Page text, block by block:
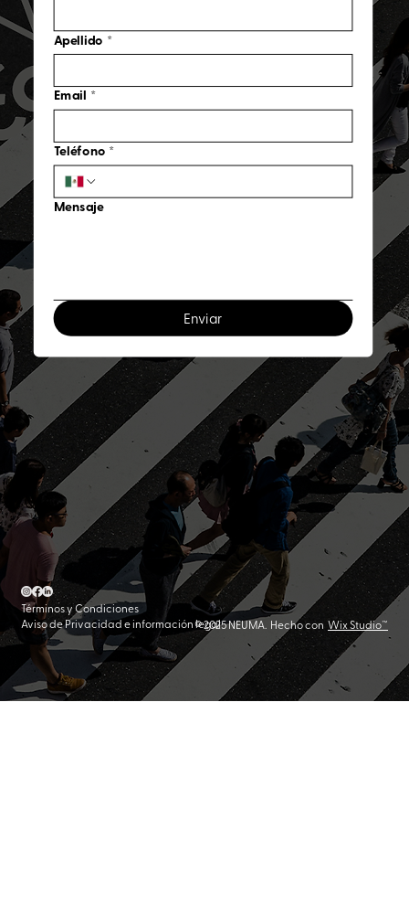
Apellido *
Email *
Teléfono *
Mensaje
Enviar
Aviso de Privacidad e información legal
Términos y Condiciones
© 2025 NEUMA. Hecho conWix Studio™